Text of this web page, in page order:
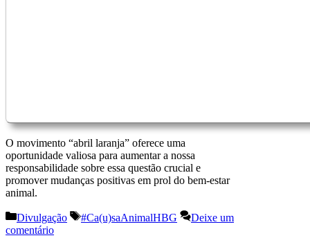
O movimento “abril laranja” oferece uma
oportunidade valiosa para aumentar a nossa
responsabilidade sobre essa questão crucial e
promover mudanças positivas em prol do bem-estar
animal.
Categorias
Divulgação Etiquetas
#Ca(u)saAnimalHBG
Deixe um
comentário